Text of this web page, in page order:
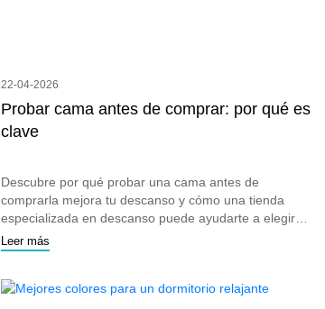
22-04-2026
Probar cama antes de comprar: por qué es
clave
Descubre por qué probar una cama antes de
comprarla mejora tu descanso y cómo una tienda
especializada en descanso puede ayudarte a elegir
colchón.
Leer más